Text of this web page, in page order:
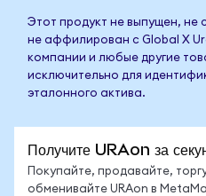
Этот продукт не выпущен, не
не аффилирован с Global X
компании и любые другие
исключительно для
эталонного актива.
Получите URAon за
Покупайте, продавайте,
обменивайте URAon в